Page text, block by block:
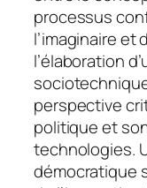
processus
l’imaginaire et
l’élaboration
perspective
politique et
technologies.
démocratique